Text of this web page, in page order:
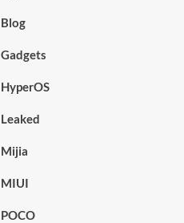
Blog
Gadgets
HyperOS
Leaked
Mijia
MIUI
POCO